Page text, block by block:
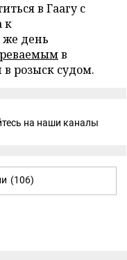
в Гаагу с
к
же день
в
в розыск судом.
на наши каналы
(106)